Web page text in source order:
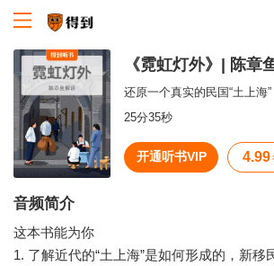
《霓虹灯外》| 陈章
还原一个真实的民国“土上海”
25分35秒
开通听书VIP 4.99
音频简介
这本书能为你
1. 了解近代的“土上海”是如何形成的，新移